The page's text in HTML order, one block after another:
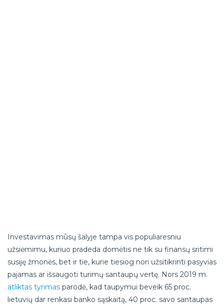
Investavimas mūsų šalyje tampa vis populiaresniu
užsiėmimu, kuriuo pradeda domėtis ne tik su finansų sritimi
susiję žmonės, bet ir tie, kurie tiesiog nori užsitikrinti pasyvias
pajamas ar išsaugoti turimų santaupų vertę. Nors 2019 m.
atliktas tyrimas parodė, kad taupymui beveik 65 proc.
lietuvių dar renkasi banko sąskaitą, 40 proc. savo santaupas